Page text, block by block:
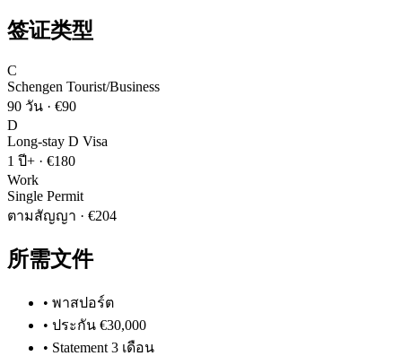
签证类型
C
Schengen Tourist/Business
90 วัน · €90
D
Long-stay D Visa
1 ปี+ · €180
Work
Single Permit
ตามสัญญา · €204
所需文件
• พาสปอร์ต
• ประกัน €30,000
• Statement 3 เดือน